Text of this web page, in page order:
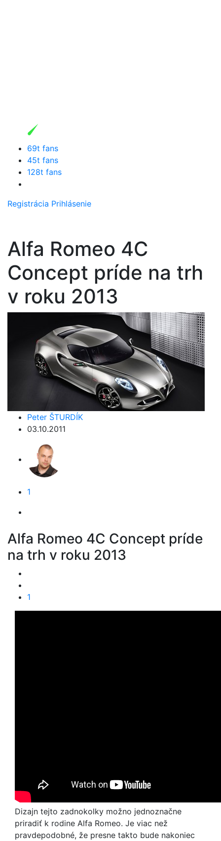
69t fans
45t fans
128t fans
Registrácia Prihlásenie
Alfa Romeo 4C
Concept príde na trh
v roku 2013
Peter ŠTURDÍK
03.10.2011
1
Alfa Romeo 4C Concept príde
na trh v roku 2013
1
Dizajn tejto zadnokolky možno jednoznačne
priradiť k rodine Alfa Romeo. Je viac než
pravdepodobné, že presne takto bude nakoniec